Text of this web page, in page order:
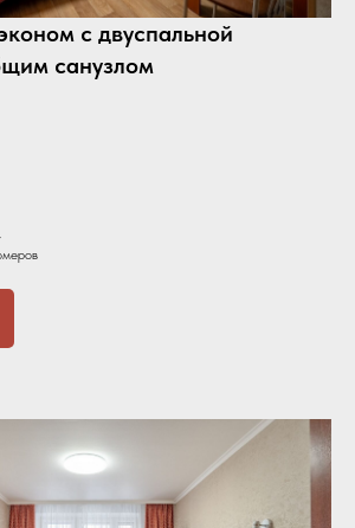
с двуспальной
санузлом